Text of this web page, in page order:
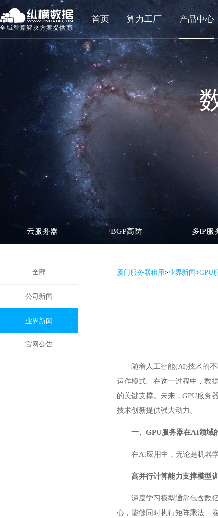
全域智算解决方案提供商
首页 算力工厂 产品中心
云服务器 BGP高防 多IP服
全部
公司新闻
业界新闻
官网公告
厦门服务器租用>业界新闻>GPU
随着人工智能(AI)技术的
运作模式。在这一过程中，数
的关键支撑。未来， GPU服务
技术创新提供强大动力。
一、GPU服务器在AI领域
在AI应用中，无论是机器
高并行计算能力支撑模型
深度学习模型通常包含数
心，能够同时执行矩阵乘法、